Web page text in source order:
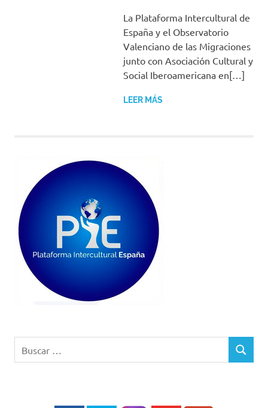
La Plataforma Intercultural de
España y el Observatorio
Valenciano de las Migraciones
junto con Asociación Cultural y
Social Iberoamericana en[…]
LEER MÁS
BUSCAR